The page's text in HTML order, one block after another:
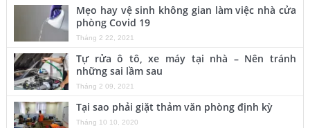
Mẹo hay vệ sinh không gian làm việc nhà cửa
phòng Covid 19
Tháng 2 22, 2021
Tự rửa ô tô, xe máy tại nhà – Nên tránh
những sai lầm sau
Tháng 2 09, 2021
Tại sao phải giặt thảm văn phòng định kỳ
Tháng 10 10, 2020